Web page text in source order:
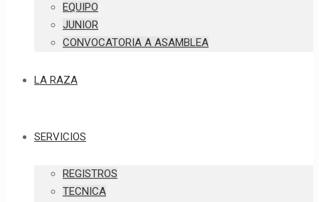
EQUIPO
JUNIOR
CONVOCATORIA A ASAMBLEA
LA RAZA
SERVICIOS
REGISTROS
TECNICA